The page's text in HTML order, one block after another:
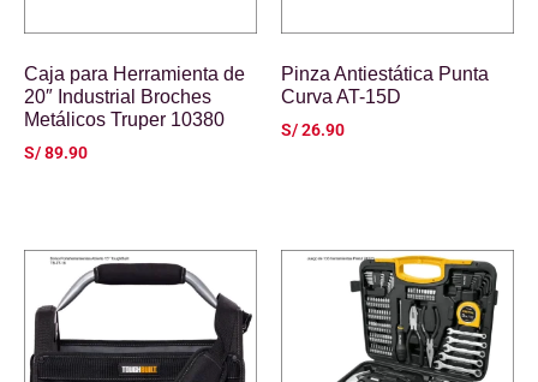
Caja para Herramienta de
20″ Industrial Broches
Metálicos Truper 10380
S/89.90
Pinza Antiestática Punta
Curva AT-15D
S/26.90